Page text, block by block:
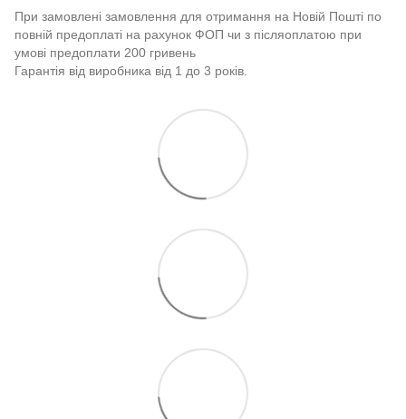
При замовлені замовлення для отримання на Новій Пошті по
повній предоплаті на рахунок ФОП чи з післяоплатою при
умові предоплати 200 гривень
Гарантія від виробника від 1 до 3 років.